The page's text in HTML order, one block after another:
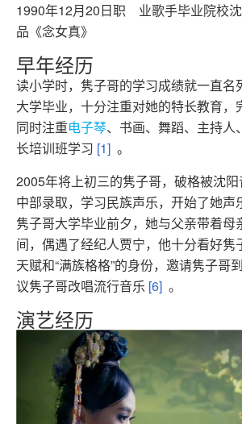
1990年12月20日职 业歌手毕业院校
品《念女真》
早年经历
读小学时，隽子哥的学习成绩就一直名
大学毕业，十分注重对她的特长教育，
同时注重电子琴、书画、舞蹈、主持人
长培训班学习 [1] 。
2005年将上初三的隽子哥，破格被沈
中部录取，学习民族声乐，开始了她声
隽子哥大学毕业前夕，她与父亲带着母
间，偶遇了经纪人贾宁，他十分看好隽
天赋和“满族格格”的身份，邀请隽子哥
议隽子哥改唱流行音乐 [6] 。
演艺经历